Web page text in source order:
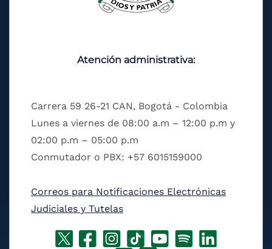
Atención administrativa:
Carrera 59 26-21 CAN, Bogotá - Colombia
Lunes a viernes de 08:00 a.m – 12:00 p.m y
02:00 p.m – 05:00 p.m
Conmutador o PBX: +57 6015159000
Correos para Notificaciones Electrónicas
Judiciales y Tutelas